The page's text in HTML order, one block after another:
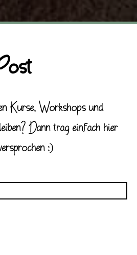
Kurse, Workshops und
Dann trag einfach hier
:)